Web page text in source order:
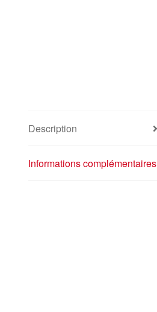
Description
Informations complémentaires